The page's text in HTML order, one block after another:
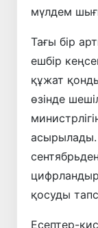
мүлдем
Тағы бір
ешбір
құжат
өзінде
қосуды
Есептер-